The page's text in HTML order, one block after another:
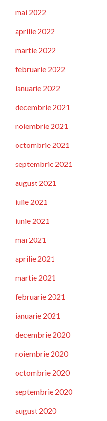
mai 2022
aprilie 2022
martie 2022
februarie 2022
ianuarie 2022
decembrie 2021
noiembrie 2021
octombrie 2021
septembrie 2021
august 2021
iulie 2021
iunie 2021
mai 2021
aprilie 2021
martie 2021
februarie 2021
ianuarie 2021
decembrie 2020
noiembrie 2020
octombrie 2020
septembrie 2020
august 2020